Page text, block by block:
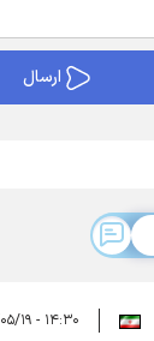
۱۴:۳۰ - ۱۳۹۸/۰۵/۱۹